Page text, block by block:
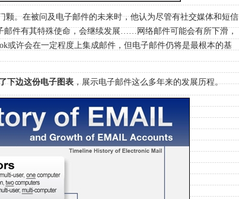
颗。在被问及电子邮件的未来时，他认为尽管有社交媒体和短信
邮件有其特殊使命，会继续发展……网络邮件可能会有所下滑，
或许会在一定程度上集成邮件，但电子邮件仍将是最根本的基
下边这份电子图表，展示电子邮件这么多年来的发展历程。